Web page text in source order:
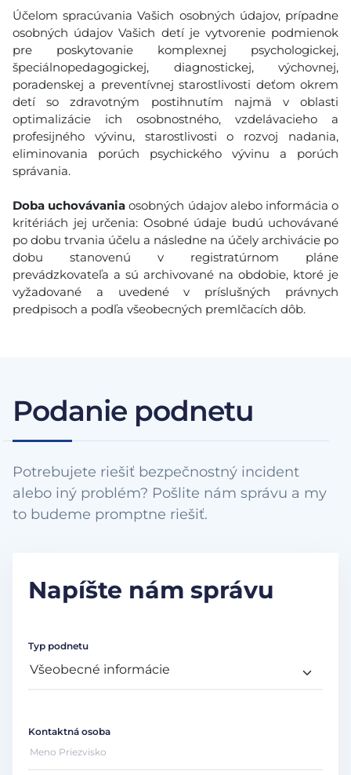
Účelom spracúvania Vašich osobných údajov, prípadne
osobných údajov Vašich detí je vytvorenie podmienok
pre poskytovanie komplexnej psychologickej,
špeciálnopedagogickej, diagnostickej, výchovnej,
poradenskej a preventívnej starostlivosti deťom okrem
detí so zdravotným postihnutím najmä v oblasti
optimalizácie ich osobnostného, vzdelávacieho a
profesijného vývinu, starostlivosti o rozvoj nadania,
eliminovania porúch psychického vývinu a porúch
správania.
Doba uchovávania osobných údajov alebo informácia o
kritériách jej určenia: Osobné údaje budú uchovávané
po dobu trvania účelu a následne na účely archivácie po
dobu stanovenú v registratúrnom pláne
prevádzkovateľa a sú archivované na obdobie, ktoré je
vyžadované a uvedené v príslušných právnych
predpisoch a podľa všeobecných premlčacích dôb.
Podanie podnetu
Potrebujete riešiť bezpečnostný incident
alebo iný problém? Pošlite nám správu a my
to budeme promptne riešiť.
Napíšte nám správu
Typ podnetu
Kontaktná osoba